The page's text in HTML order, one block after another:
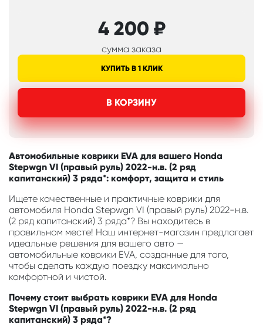
4 200 ₽
сумма заказа
КУПИТЬ В 1 КЛИК
В КОРЗИНУ
Автомобильные коврики EVA для вашего Honda
Stepwgn VI (правый руль) 2022-н.в. (2 ряд
капитанский) 3 ряда*: комфорт, защита и стиль
Ищете качественные и практичные коврики для
автомобиля Honda Stepwgn VI (правый руль) 2022-н.в.
(2 ряд капитанский) 3 ряда*? Вы находитесь в
правильном месте! Наш интернет-магазин предлагает
идеальные решения для вашего авто —
автомобильные коврики EVA, созданные для того,
чтобы сделать каждую поездку максимально
комфортной и чистой.
Почему стоит выбрать коврики EVA для Honda
Stepwgn VI (правый руль) 2022-н.в. (2 ряд
капитанский) 3 ряда*?